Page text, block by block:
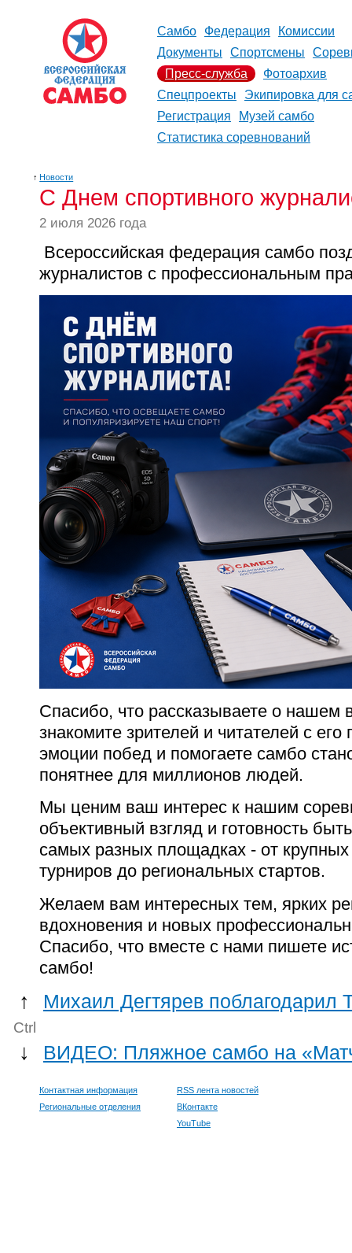
Самбо Федерация
Комиссии
Документы
Спортсмены
Пресс-служба
Фотоархив
Спецпроекты
Экипировка для
Регистрация
Музей самбо
Статистика соревнований
↑ Новости
С Днем спортивного
2 июля 2026 года
Всероссийская федерация самбо
журналистов с профессиональным
Спасибо, что рассказываете о нашем
знакомите зрителей и читателей с его
эмоции побед и помогаете самбо
понятнее для миллионов людей.
Мы ценим ваш интерес к нашим
объективный взгляд и готовность
самых разных площадках - от
турниров до региональных стартов.
Желаем вам интересных тем, ярких
вдохновения и новых
Спасибо, что вместе с нами пишете
самбо!
↑ Михаил Дегтярев поблагодарил
Ctrl
↓ ВИДЕО: Пляжное самбо на
Контактная информация
Региональные отделения
RSS лента новостей
ВКонтакте
YouTube